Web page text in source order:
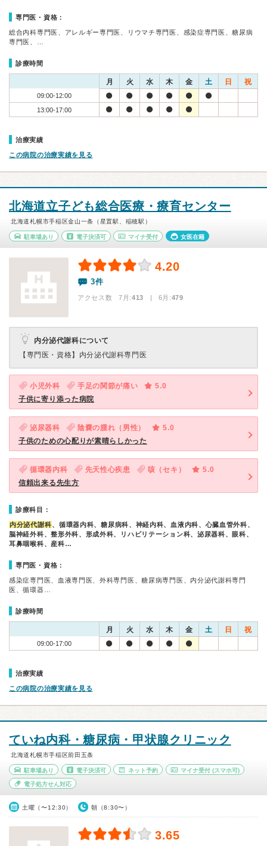
専門医・資格：
総合内科専門医、アレルギー専門医、リウマチ専門医、感染症専門医、糖尿病
専門医、…
診療時間
月 火 水 木 金 土 日 祝
09:00-12:00
13:00-17:00
治療実績
この病院の治療実績を見る
北海道立子ども総合医療・療育センター
北海道札幌市手稲区金山一条（星置駅、稲穂駅）
駐車場あり 電子決済可 マイナ受付 女医在籍
4.20
3件
アクセス数 7月:413 | 6月:479
内分泌代謝科について
【専門医・資格】 内分泌代謝科専門医
小児外科 手足の関節が痛い
5.0
子供に寄り添った病院
泌尿器科 陰嚢の腫れ（男性）
5.0
子供のための心配りが素晴らしかった
循環器内科 先天性心疾患 咳（セキ）
5.0
信頼出来る先生方
診療科目：
内分泌代謝科、循環器内科、糖尿病科、神経内科、血液内科、心臓血管外科、
脳神経外科、整形外科、形成外科、リハビリテーション科、泌尿器科、眼科、
耳鼻咽喉科、産科…
専門医・資格：
感染症専門医、血液専門医、外科専門医、糖尿病専門医、内分泌代謝科専門
医、循環器…
診療時間
月 火 水 木 金 土 日 祝
09:00-17:00
治療実績
この病院の治療実績を見る
ていね内科・糖尿病・甲状腺クリニック
北海道札幌市手稲区前田五条
駐車場あり 電子決済可 ネット予約 マイナ受付 (スマホ可)
電子処方せん対応
土曜（〜12:30） 朝（8:30〜）
3.65